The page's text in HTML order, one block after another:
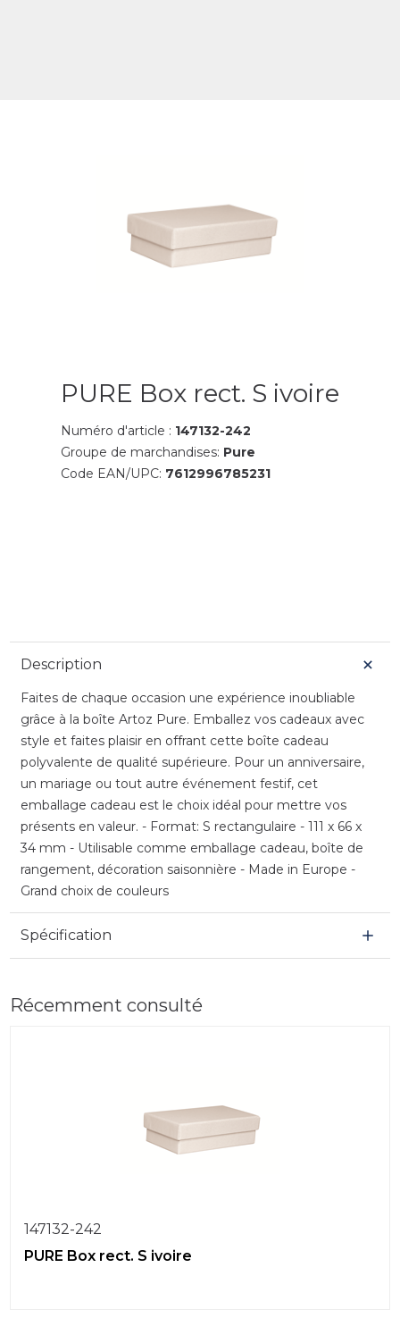
PURE Box rect. S ivoire
Numéro d'article : 147132-242
Groupe de marchandises: Pure
Code EAN/UPC: 7612996785231
Description
Faites de chaque occasion une expérience inoubliable
grâce à la boîte Artoz Pure. Emballez vos cadeaux avec
style et faites plaisir en offrant cette boîte cadeau
polyvalente de qualité supérieure. Pour un anniversaire,
un mariage ou tout autre événement festif, cet
emballage cadeau est le choix idéal pour mettre vos
présents en valeur. - Format: S rectangulaire - 111 x 66 x
34 mm - Utilisable comme emballage cadeau, boîte de
rangement, décoration saisonnière - Made in Europe -
Grand choix de couleurs
Spécification
Récemment consulté
147132-242
PURE Box rect. S ivoire